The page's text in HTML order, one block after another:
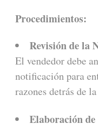
Procedimientos:
Revisión de la
El vendedor debe
notificación para
razones detrás de
Elaboración